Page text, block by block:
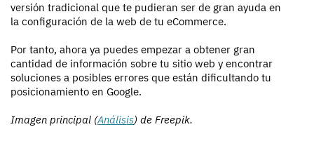
versión tradicional que te pudieran ser de gran ayuda en
la configuración de la web de tu eCommerce.
Por tanto, ahora ya puedes empezar a obtener gran
cantidad de información sobre tu sitio web y encontrar
soluciones a posibles errores que están dificultando tu
posicionamiento en Google.
Imagen principal (Análisis) de Freepik.